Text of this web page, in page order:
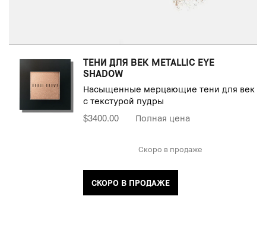
ТЕНИ ДЛЯ ВЕК METALLIC EYE
SHADOW
Насыщенные мерцающие тени для век
с текстурой пудры
$3400.00 Полная цена
Скоро в продаже
СКОРО В ПРОДАЖЕ